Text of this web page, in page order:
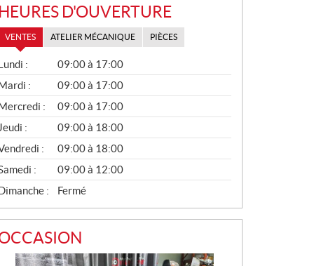
HEURES D'OUVERTURE
VENTES ATELIER MÉCANIQUE PIÈCES
:
09:00 à 17:00
:
09:00 à 17:00
:
09:00 à 17:00
Jeudi :
09:00 à 18:00
:
09:00 à 18:00
:
09:00 à 12:00
:
Fermé